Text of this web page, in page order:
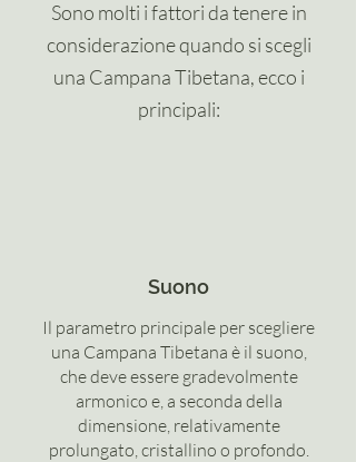
Sono molti i fattori da tenere in
considerazione quando si scegli
una Campana Tibetana, ecco i
principali:
Suono
Il parametro principale per scegliere
una Campana Tibetana è il suono,
che deve essere gradevolmente
armonico e, a seconda della
dimensione, relativamente
prolungato, cristallino o profondo.